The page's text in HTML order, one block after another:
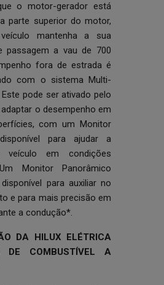
o motor-gerador está
parte superior do motor,
mantenha a sua
passagem a vau de 700
fora de estrada é
com o sistema Multi-
Este pode ser ativado pelo
o desempenho em
com um Monitor
para ajudar a
veículo em condições
Monitor Panorâmico
para auxiliar no
e para mais precisão em
a condução*.
DA HILUX ELÉTRICA
DE COMBUSTÍVEL A